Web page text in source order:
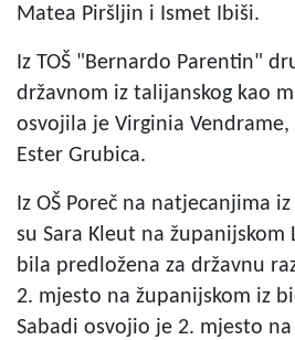
Matea Piršljin i Ismet Ibiši.
Iz TOŠ "Bernardo Parentin"
državnom iz talijanskog kao
osvojila je Virginia
Ester Grubica.
Iz OŠ Poreč na natjecanjima
su Sara Kleut na županijskom
bila predložena za državnu
2. mjesto na županijskom iz
Sabadi osvojio je 2. mjesto